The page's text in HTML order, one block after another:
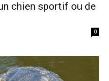
chien sportif ou de
0